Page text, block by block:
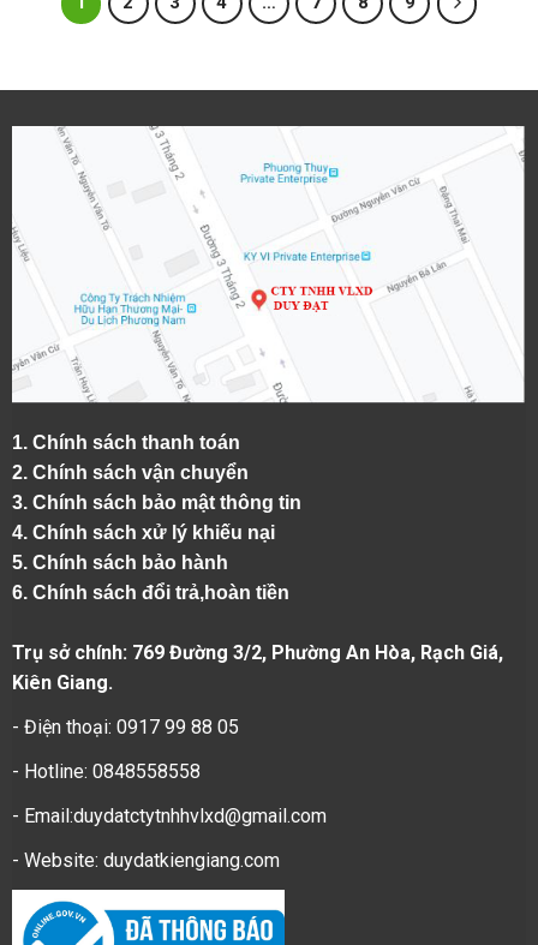
1. Chính sách thanh toán
2. Chính sách vận chuyển
3. Chính sách bảo mật thông tin
4. Chính sách xử lý khiếu nại
5. Chính sách bảo hành
6. Chính sách đổi trả,hoàn tiền
Trụ sở chính: 769 Đường 3/2, Phường An Hòa, Rạch Giá,
Kiên Giang.
- Điện thoại: 0917 99 88 05
- Hotline: 0848558558
- Email:duydatctytnhhvlxd@gmail.com
- Website: duydatkiengiang.com